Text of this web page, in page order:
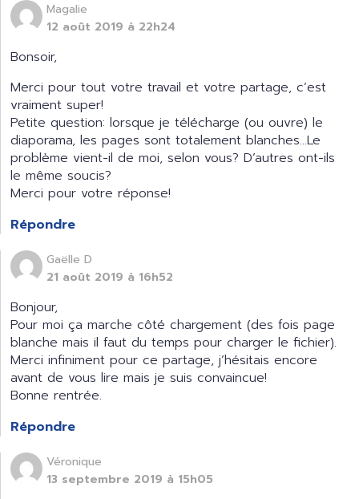
Magalie
12 août 2019 à 22h24
Bonsoir,
Merci pour tout votre travail et votre partage, c’est
vraiment super!
Petite question: lorsque je télécharge (ou ouvre) le
diaporama, les pages sont totalement blanches…Le
problème vient-il de moi, selon vous? D’autres ont-ils
le même soucis?
Merci pour votre réponse!
Répondre
Gaëlle D
21 août 2019 à 16h52
Bonjour,
Pour moi ça marche côté chargement (des fois page
blanche mais il faut du temps pour charger le fichier).
Merci infiniment pour ce partage, j’hésitais encore
avant de vous lire mais je suis convaincue!
Bonne rentrée.
Répondre
Véronique
13 septembre 2019 à 15h05